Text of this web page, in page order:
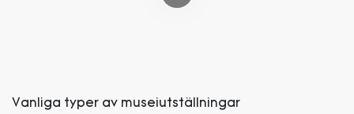
Vanliga typer av museiutställningar